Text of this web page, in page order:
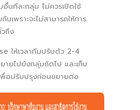
นทีละกลุ่ม ไม่ควรเปิดใช้
เพราะจะไม่สามารถให้การ
ถึง
ให้เวลาทีมปรับตัว 2-4
ายไปยังกลุ่มถัดไป และเก็บ
อปรับปรุงก่อนขยายต่อ